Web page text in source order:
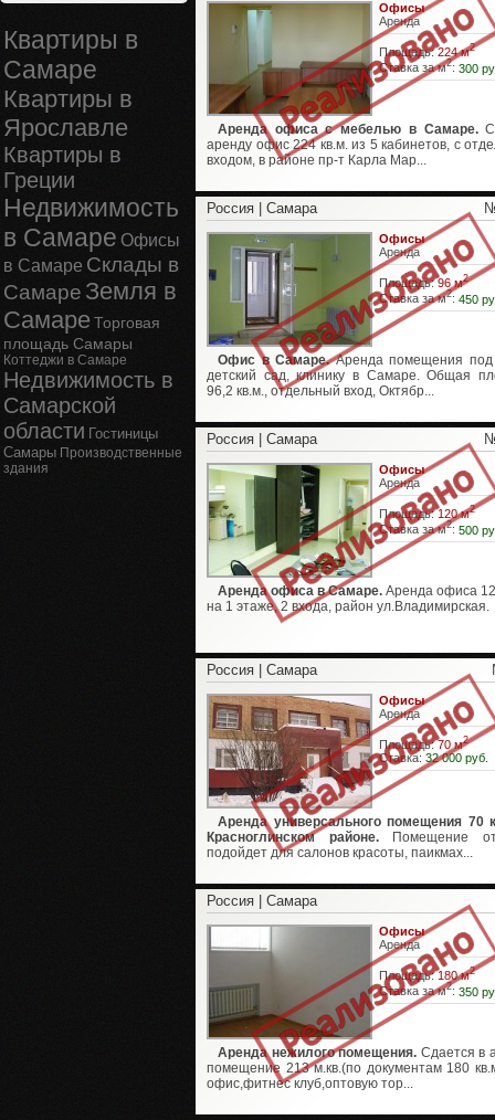
Квартиры в
Самаре
Квартиры в
Ярославле
Квартиры в
Греции
Недвижимость
в Самаре Офисы
в Самаре Склады в
Самаре Земля в
СамареТорговая
площадь Самары
Коттеджи в Самаре
Недвижимость в
Самарской
области Гостиницы
Самары Производственные
здания
Офисы
Аренда
Площадь:224 м2
Ставка за м2: 300
Аренда офиса с мебелью в Самаре.
аренду офис 224 кв.м. из 5 кабинетов, с
входом, в районе пр-т Карла Мар...
Россия | Самара
Офисы
Аренда
Площадь:96 м2
Ставка за м2: 450
Офис в Самаре.Аренда помещения
детский сад, клинику в Самаре. Общая
96,2 кв.м., отдельный вход, Октябр...
Россия | Самара
Офисы
Аренда
Площадь:120 м2
Ставка за м2: 500
Аренда офиса в Самаре. Аренда офиса
на 1 этаже, 2 входа, район ул.Владимирская.
Россия | Самара
Офисы
Аренда
Площадь:70 м2
Ставка: 32 000 руб.
Аренда универсального помещения 70
Красноглинском районе.Помещение
подойдет для салонов красоты, паикмах...
Россия | Самара
Офисы
Аренда
Площадь:180 м2
Ставка за м2: 350
Аренда нежилого помещения. Сдается в
помещение 213 м.кв.(по документам 180
офис,фитнес клуб,оптовую тор...